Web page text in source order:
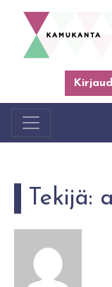
Tekijä: